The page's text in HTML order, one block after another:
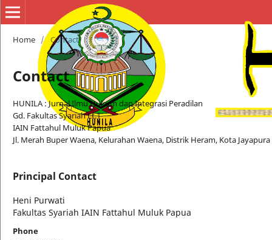
Home / Contact
Contact
HUNILA : Jurnal Ilmu Hukum dan Integrasi Peradilan
Gd. Fakultas Syariah Lt.1
IAIN Fattahul Muluk Papua
Jl. Merah Buper Waena, Kelurahan Waena, Distrik Heram, Kota
Principal Contact
Heni Purwati
Fakultas Syariah IAIN Fattahul Muluk Papua
Phone